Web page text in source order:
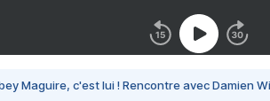
Maguire, c'est lui ! Rencontre avec Damien